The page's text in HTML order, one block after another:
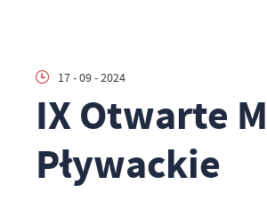
17 - 09 - 2024
IX Otwarte
Pływackie